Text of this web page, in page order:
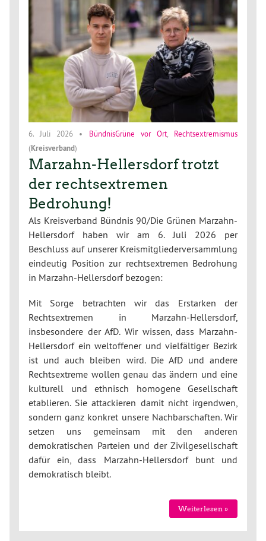
6. Juli 2026 • BündnisGrüne vor Ort, Rechtsextremismus
(Kreisverband)
Marzahn-Hellersdorf trotzt
der rechtsextremen
Bedrohung!
Als Kreisverband Bündnis 90/Die Grünen Marzahn-
Hellersdorf haben wir am 6. Juli 2026 per
Beschluss auf unserer Kreismitgliederversammlung
eindeutig Position zur rechtsextremen Bedrohung
in Marzahn-Hellersdorf bezogen:
Mit Sorge betrachten wir das Erstarken der
Rechtsextremen in Marzahn-Hellersdorf,
insbesondere der AfD. Wir wissen, dass Marzahn-
Hellersdorf ein weltoffener und vielfältiger Bezirk
ist und auch bleiben wird. Die AfD und andere
Rechtsextreme wollen genau das ändern und eine
kulturell und ethnisch homogene Gesellschaft
etablieren. Sie attackieren damit nicht irgendwen,
sondern ganz konkret unsere Nachbarschaften. Wir
setzen uns gemeinsam mit den anderen
demokratischen Parteien und der Zivilgesellschaft
dafür ein, dass Marzahn-Hellersdorf bunt und
demokratisch bleibt.
Weiterlesen »